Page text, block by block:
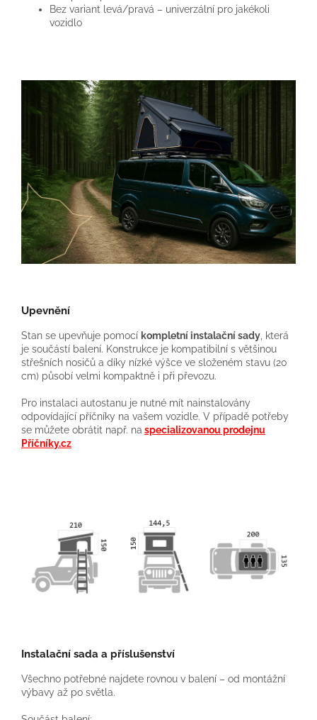
Bez variant levá/pravá – univerzální pro jakékoli
vozidlo
Upevnění
Stan se upevňuje pomocí kompletní instalační sady , která
je součástí balení. Konstrukce je kompatibilní s většinou
střešních nosičů a díky nízké výšce ve složeném stavu (20
cm) působí velmi kompaktně i při převozu.
Pro instalaci autostanu je nutné mít nainstalovány
odpovídající příčníky na vašem vozidle. V případě potřeby
se můžete obrátit např. na specializovanou prodejnu
Příčníky.cz
Instalační sada a příslušenství
Všechno potřebné najdete rovnou v balení – od montážní
výbavy až po světla.